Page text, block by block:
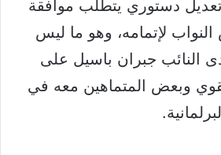
تعديل دستوري يتطلب موافقة
لإتمامه، وهو ما ليس
النائب جبران باسيل على
وبعض المتماهين معه في